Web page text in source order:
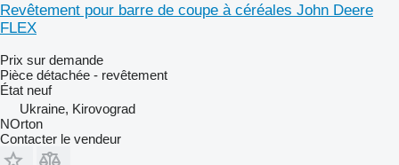
Revêtement pour barre de coupe à céréales John Deere
FLEX
Prix sur demande
Pièce détachée - revêtement
État neuf
Ukraine, Kirovograd
NOrton
Contacter le vendeur